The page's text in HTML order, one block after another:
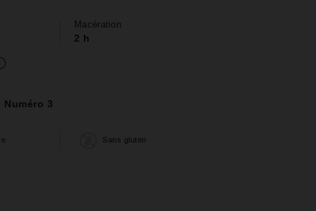
Macération
2 h
Numéro 3
Sans gluten